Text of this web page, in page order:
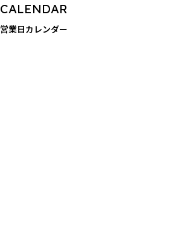
CALENDAR
営業日カレンダー